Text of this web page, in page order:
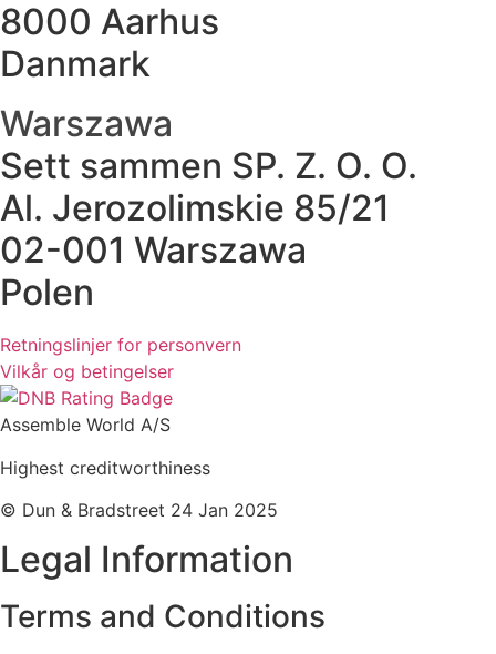
8000 Aarhus
Danmark
Warszawa
Sett sammen SP. Z. O. O.
Al. Jerozolimskie 85/21
02-001 Warszawa
Polen
Retningslinjer for personvern
Vilkår og betingelser
Assemble World A/S
Highest creditworthiness
© Dun & Bradstreet 24 Jan 2025
Legal Information
Terms and Conditions